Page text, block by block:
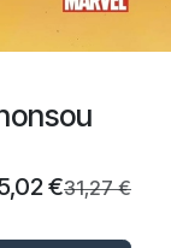
€31,27€